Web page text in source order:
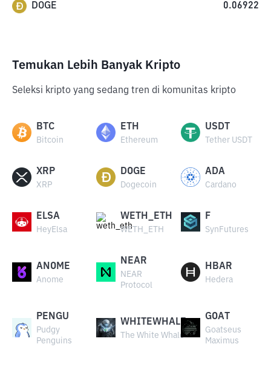
DOGE 0.06922
Temukan Lebih Banyak Kripto
Seleksi kripto yang sedang tren di komunitas kripto
BTC
Bitcoin
ETH
Ethereum
USDT
Tether USDT
XRP
XRP
DOGE
Dogecoin
ADA
Cardano
ELSA
HeyElsa
WETH_ETH
WETH_ETH
F
SynFutures
ANOME
Anome
NEAR
NEAR
Protocol
HBAR
Hedera
PENGU
Pudgy
Penguins
WHITEWHALE
The White Whale
GOAT
Goatseus
Maximus